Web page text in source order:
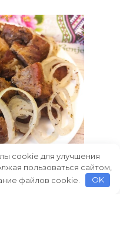
луковой
пошагово и
cookie для улучшения
пользоваться сайтом,
файлов cookie.
OK